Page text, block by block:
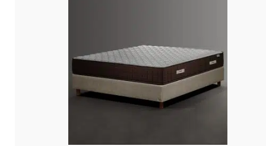
1,214.00€ 2,366.00€